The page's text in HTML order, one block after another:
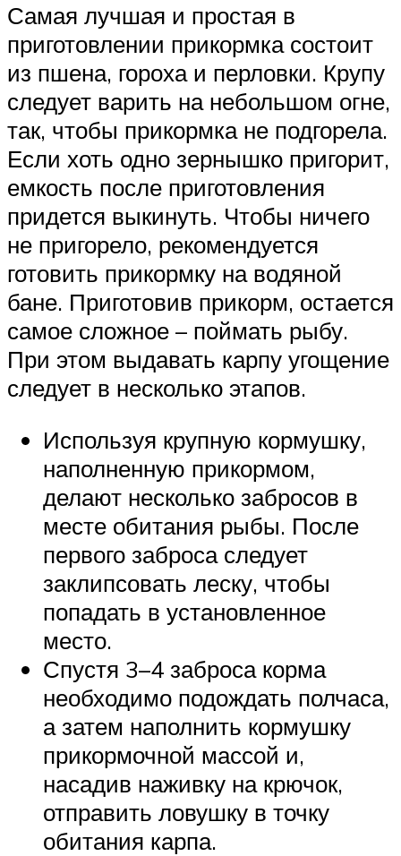
Самая лучшая и простая в
приготовлении прикормка состоит
из пшена, гороха и перловки. Крупу
следует варить на небольшом огне,
так, чтобы прикормка не подгорела.
Если хоть одно зернышко пригорит,
емкость после приготовления
придется выкинуть. Чтобы ничего
не пригорело, рекомендуется
готовить прикормку на водяной
бане. Приготовив прикорм, остается
самое сложное – поймать рыбу.
При этом выдавать карпу угощение
следует в несколько этапов.
Используя крупную кормушку,
наполненную прикормом,
делают несколько забросов в
месте обитания рыбы. После
первого заброса следует
заклипсовать леску, чтобы
попадать в установленное
место.
Спустя 3–4 заброса корма
необходимо подождать полчаса,
а затем наполнить кормушку
прикормочной массой и,
насадив наживку на крючок,
отправить ловушку в точку
обитания карпа.